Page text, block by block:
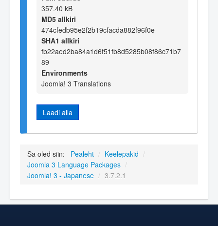
357.40 kB
MD5 allkiri
474cfedb95e2f2b19cfacda882f96f0e
SHA1 allkiri
fb22aed2ba84a1d6f51fb8d5285b08f86c71b7
89
Environments
Joomla! 3 Translations
Laadi alla
Sa oled siin: Pealeht / Keelepakid /
Joomla 3 Language Packages /
Joomla! 3 - Japanese / 3.7.2.1